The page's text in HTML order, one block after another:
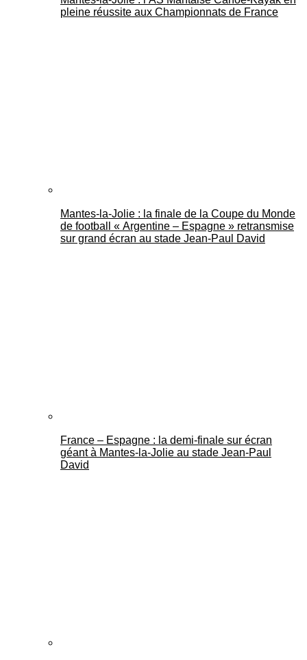
pleine réussite aux Championnats de France
Mantes-la-Jolie : la finale de la Coupe du Monde
de football « Argentine – Espagne » retransmise
sur grand écran au stade Jean-Paul David
France – Espagne : la demi-finale sur écran
géant à Mantes-la-Jolie au stade Jean-Paul
David